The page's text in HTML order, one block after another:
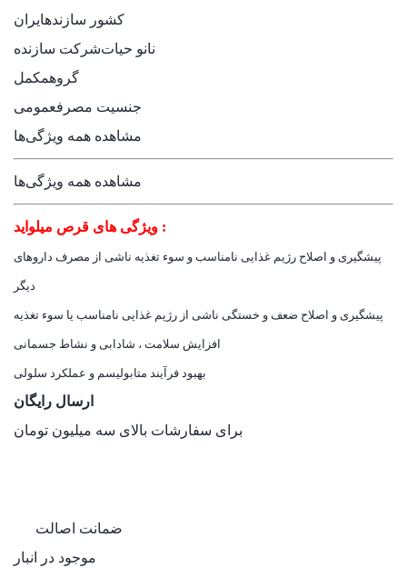
کشور سازندهایران
شرکت سازندهنانو حیات
گروهمکمل
جنسیت مصرفعمومی
مشاهده همه ویژگی‌ها
مشاهده همه ویژگی‌ها
ویژگی های قرص میلواید :
پیشگیری و اصلاح رژیم غذایی نامناسب و سوء تغذیه ناشی از مصرف داروهای
دیگر
پیشگیری و اصلاح ضعف و خستگی ناشی از رژیم غذایی نامناسب یا سوء تغذیه
افزایش سلامت ، شادابی و نشاط جسمانی
بهبود فرآیند متابولیسم و عملکرد سلولی
ارسال رایگان
برای سفارشات بالای سه میلیون تومان
ضمانت اصالت
موجود در انبار